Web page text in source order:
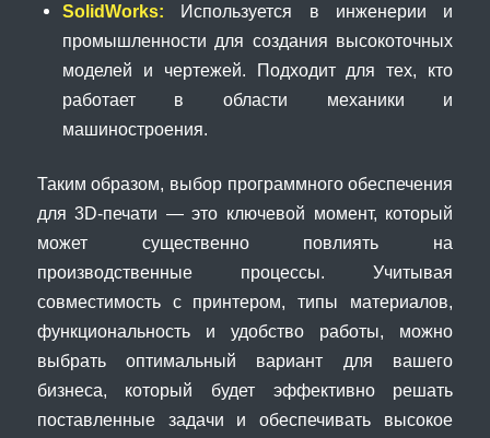
SolidWorks: Используется в инженерии и
промышленности для создания высокоточных
моделей и чертежей. Подходит для тех, кто
работает в области механики и
машиностроения.
Таким образом, выбор программного обеспечения
для 3D-печати — это ключевой момент, который
может существенно повлиять на
производственные процессы. Учитывая
совместимость с принтером, типы материалов,
функциональность и удобство работы, можно
выбрать оптимальный вариант для вашего
бизнеса, который будет эффективно решать
поставленные задачи и обеспечивать высокое